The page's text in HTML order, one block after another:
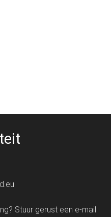
Stuur gerust een e-mail.